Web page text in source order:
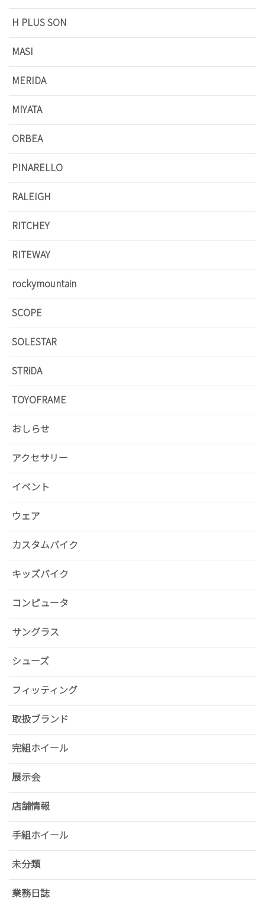
H PLUS SON
MASI
MERIDA
MIYATA
ORBEA
PINARELLO
RALEIGH
RITCHEY
RITEWAY
rockymountain
SCOPE
SOLESTAR
STRiDA
TOYOFRAME
おしらせ
アクセサリー
イベント
ウェア
カスタムバイク
キッズバイク
コンピュータ
サングラス
シューズ
フィッティング
取扱ブランド
完組ホイール
展示会
店舗情報
手組ホイール
未分類
業務日誌